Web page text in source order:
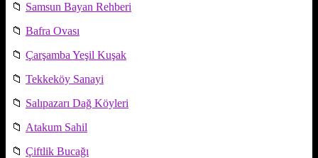
📁 Samsun Bayan Rehberi
📁 Bafra Ovası
📁 Çarşamba Yeşil Kuşak
📁 Tekkeköy Sanayi
📁 Salıpazarı Dağ Köyleri
📁 Atakum Sahil
📁 Çiftlik Bucağı